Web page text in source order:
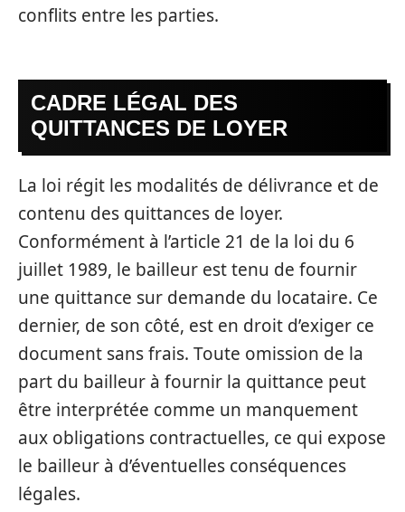
conflits entre les parties.
CADRE LÉGAL DES
QUITTANCES DE LOYER
La loi régit les modalités de délivrance et de
contenu des quittances de loyer.
Conformément à l’article 21 de la loi du 6
juillet 1989, le bailleur est tenu de fournir
une quittance sur demande du locataire. Ce
dernier, de son côté, est en droit d’exiger ce
document sans frais. Toute omission de la
part du bailleur à fournir la quittance peut
être interprétée comme un manquement
aux obligations contractuelles, ce qui expose
le bailleur à d’éventuelles conséquences
légales.